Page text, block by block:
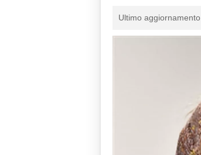
Ultimo aggiornamento